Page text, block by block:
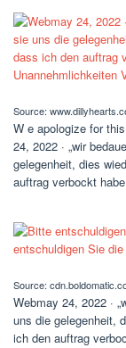
Source:
W e apologize for
24, 2022 · „wir
gelegenheit, dies
auftrag verbockt
Source:
Webmay 24, 2022 ·
uns die gelegenheit,
ich den auftrag